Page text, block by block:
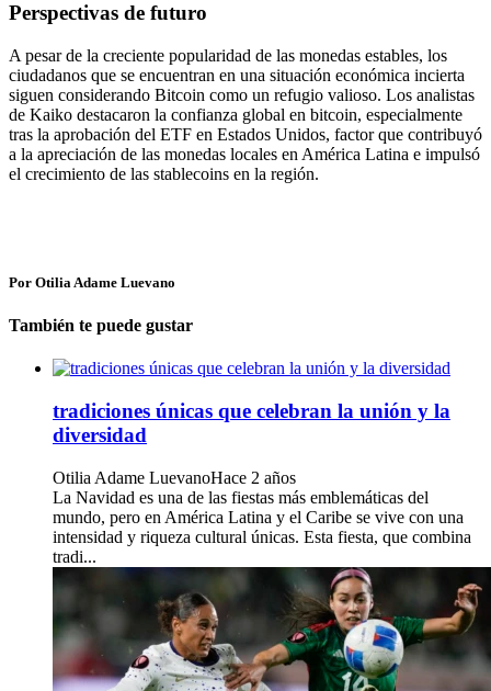
Perspectivas de futuro
A pesar de la creciente popularidad de las monedas estables, los
ciudadanos que se encuentran en una situación económica incierta
siguen considerando Bitcoin como un refugio valioso. Los analistas
de Kaiko destacaron la confianza global en bitcoin, especialmente
tras la aprobación del ETF en Estados Unidos, factor que contribuyó
a la apreciación de las monedas locales en América Latina e impulsó
el crecimiento de las stablecoins en la región.
Por Otilia Adame Luevano
También te puede gustar
tradiciones únicas que celebran la unión y la
diversidad
Otilia Adame LuevanoHace 2 años
La Navidad es una de las fiestas más emblemáticas del
mundo, pero en América Latina y el Caribe se vive con una
intensidad y riqueza cultural únicas. Esta fiesta, que combina
tradi...